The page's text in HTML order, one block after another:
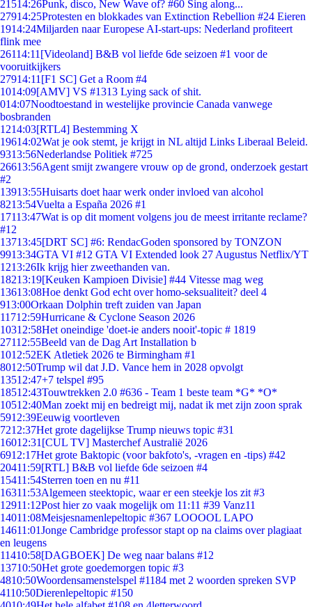
21514:26Punk, disco, New Wave of? #60 Sing along...
27914:25Protesten en blokkades van Extinction Rebellion #24 Eieren
1914:24Miljarden naar Europese AI-start-ups: Nederland profiteert
flink mee
26114:11 [Videoland] B&B vol liefde 6de seizoen #1 voor de
vooruitkijkers
27914:11 [F1 SC] Get a Room #4
1014:09[AMV] VS #1313 Lying sack of shit.
014:07Noodtoestand in westelijke provincie Canada vanwege
bosbranden
1214:03[RTL4] Bestemming X
19614:02Wat je ook stemt, je krijgt in NL altijd Links Liberaal Beleid.
9313:56Nederlandse Politiek #725
26613:56Agent smijt zwangere vrouw op de grond, onderzoek gestart
#2
13913:55Huisarts doet haar werk onder invloed van alcohol
8213:54Vuelta a España 2026 #1
17113:47Wat is op dit moment volgens jou de meest irritante reclame?
#12
13713:45[DRT SC] #6: RendacGoden sponsored by TONZON
9913:34GTA VI #12 GTA VI Extended look 27 Augustus Netflix/YT
1213:26Ik krijg hier zweethanden van.
18213:19[Keuken Kampioen Divisie] #44 Vitesse mag weg
13613:08Hoe denkt God echt over homo-seksualiteit? deel 4
913:00Orkaan Dolphin treft zuiden van Japan
11712:59Hurricane & Cyclone Season 2026
10312:58Het oneindige 'doet-ie anders nooit'-topic # 1819
27112:55Beeld van de Dag Art Installation b
1012:52EK Atletiek 2026 te Birmingham #1
8012:50Trump wil dat J.D. Vance hem in 2028 opvolgt
13512:47+7 telspel #95
18512:43Touwtrekken 2.0 #636 - Team 1 beste team *G* *O*
10512:40Man zoekt mij en bedreigt mij, nadat ik met zijn zoon sprak
5912:39Eeuwig voortleven
7212:37Het grote dagelijkse Trump nieuws topic #31
16012:31 [CUL TV] Masterchef Australië 2026
6912:17Het grote Baktopic (voor bakfoto's, -vragen en -tips) #42
20411:59[RTL] B&B vol liefde 6de seizoen #4
15411:54Sterren toen en nu #11
16311:53Algemeen steektopic, waar er een steekje los zit #3
12911:12Post hier zo vaak mogelijk om 11:11 #39 Vanz11
14011:08Meisjesnamenlepeltopic #367 LOOOOL LAPO
14611:01Jonge Cambridge professor stapt op na claims over plagiaat
en leugens
11410:58[DAGBOEK] De weg naar balans #12
13710:50Het grote goedemorgen topic #3
4810:50Woordensamenstelspel #1184 met 2 woorden spreken SVP
4110:50Dierenlepeltopic #150